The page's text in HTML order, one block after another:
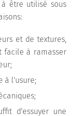
être utilisé sous
et de textures,
facile à ramasser
à l'usure;
d'essuyer une